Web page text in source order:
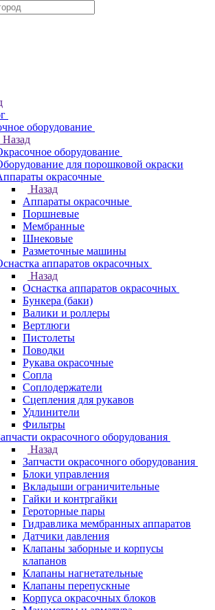
оборудование
Назад
оборудование
для порошковой окраски
окрасочные
Назад
Аппараты окрасочные
Поршневые
Мембранные
Шнековые
Разметочные машины
аппаратов окрасочных
Назад
Оснастка аппаратов окрасочных
Бункера (баки)
Валики и роллеры
Вертлюги
Пистолеты
Поводки
Рукава окрасочные
Сопла
Соплодержатели
Сцепления для рукавов
Удлинители
Фильтры
окрасочного оборудования
Назад
Запчасти окрасочного оборудования
Блоки управления
Вкладыши ограничительные
Гайки и контргайки
Героторные пары
Гидравлика мембранных аппаратов
Датчики давления
Клапаны заборные и корпусы
клапанов
Клапаны нагнетательные
Клапаны перепускные
Корпуса окрасочных блоков